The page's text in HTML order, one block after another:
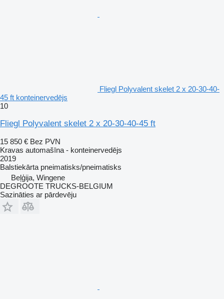
Fliegl Polyvalent skelet 2 x 20-30-40-
45 ft konteinervedējs
10
Fliegl Polyvalent skelet 2 x 20-30-40-45 ft
15 850 € Bez PVN
Kravas automašīna - konteinervedējs
2019
Balstiekārta pneimatisks/pneimatisks
Beļģija, Wingene
DEGROOTE TRUCKS-BELGIUM
Sazināties ar pārdevēju